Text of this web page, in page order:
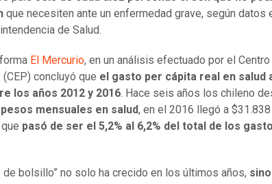
que necesiten ante un enfermedad grave, según datos
de Salud.
El Mercurio, en un análisis efectuado por el
concluyó que el gasto per cápita real en salud
los años 2012 y 2016. Hace seis años los chileno
mensuales en salud, en el 2016 llegó a
pasó de ser el 5,2% al 6,2% del total de los
de bolsillo” no solo ha crecido en los últimos años,